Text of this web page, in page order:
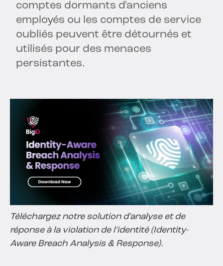
comptes dormants d'anciens
employés ou les comptes de service
oubliés peuvent être détournés et
utilisés pour des menaces
persistantes.
Téléchargez notre solution d'analyse et de
réponse à la violation de l'identité (Identity-
Aware Breach Analysis & Response).